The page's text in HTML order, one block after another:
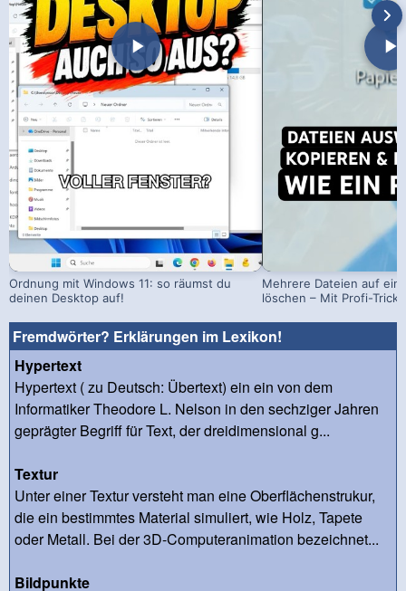
Ordnung mit Windows 11: so räumst du
deinen Desktop auf!
Mehrere Dateien auf
löschen – Mit Profi-Trick!
Fremdwörter? Erklärungen im Lexikon!
Hypertext
Hypertext ( zu Deutsch: Übertext) ein ein von dem
Informatiker Theodore L. Nelson in den sechziger Jahren
geprägter Begriff für Text, der dreidimensional g...
Textur
Unter einer Textur versteht man eine Oberflächenstrukur,
die ein bestimmtes Material simuliert, wie Holz, Tapete
oder Metall. Bei der 3D-Computeranimation bezeichnet...
Bildpunkte